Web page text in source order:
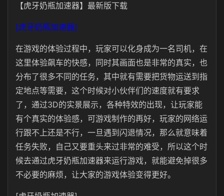
【虎牙奶瓶加速器】最新版下载
[虎牙奶瓶加速器]
在游戏的体验过程中，玩家可以化身成为一名司机，在
这里体验飙车的快感，同时其画面也是非常的真实，也
分布了很多不同的任务，其中就有需要把货物运送到指
定地点等需要，这个时候对小伙伴们的速度就有要求
了，通过3D的实景展示，各种特效的出现，让玩家能
有个真实的体验感，可游戏制作的再好，玩家的网络运
行跟不上还是不行，一旦遇到闪退情况，那么就意味着
任务失败，自己又要重头来过非常的难受，所以这个时
候去通过虎牙奶瓶加速器来运行游戏，就能避免掉很多
不必要的麻烦，让大家的游戏体验变得更好。